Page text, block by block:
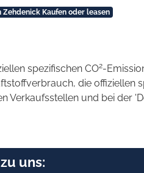
Zehdenick Kaufen oder leasen
spezifischen CO2-
die offiziellen
Verkaufsstellen und bei der
uns: